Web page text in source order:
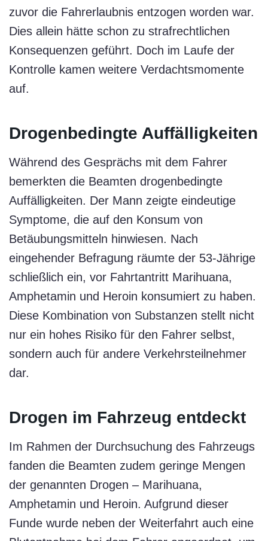
zuvor die Fahrerlaubnis entzogen worden war.
Dies allein hätte schon zu strafrechtlichen
Konsequenzen geführt. Doch im Laufe der
Kontrolle kamen weitere Verdachtsmomente
auf.
Drogenbedingte Auffälligkeiten
Während des Gesprächs mit dem Fahrer
bemerkten die Beamten drogenbedingte
Auffälligkeiten. Der Mann zeigte eindeutige
Symptome, die auf den Konsum von
Betäubungsmitteln hinwiesen. Nach
eingehender Befragung räumte der 53-Jährige
schließlich ein, vor Fahrtantritt Marihuana,
Amphetamin und Heroin konsumiert zu haben.
Diese Kombination von Substanzen stellt nicht
nur ein hohes Risiko für den Fahrer selbst,
sondern auch für andere Verkehrsteilnehmer
dar.
Drogen im Fahrzeug entdeckt
Im Rahmen der Durchsuchung des Fahrzeugs
fanden die Beamten zudem geringe Mengen
der genannten Drogen – Marihuana,
Amphetamin und Heroin. Aufgrund dieser
Funde wurde neben der Weiterfahrt auch eine